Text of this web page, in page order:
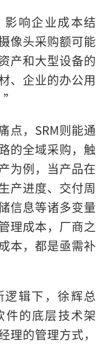
响企业成本结
像头采购额可能
产和大型设备的
、企业的办公用
点，SRM则能通
的全域采购，触
为例，当产品在
产进度、交付周
信息等诸多变量
理成本，厂商之
本，都是亟需补
辑下，徐辉总
的底层技术架
理的管理方式，